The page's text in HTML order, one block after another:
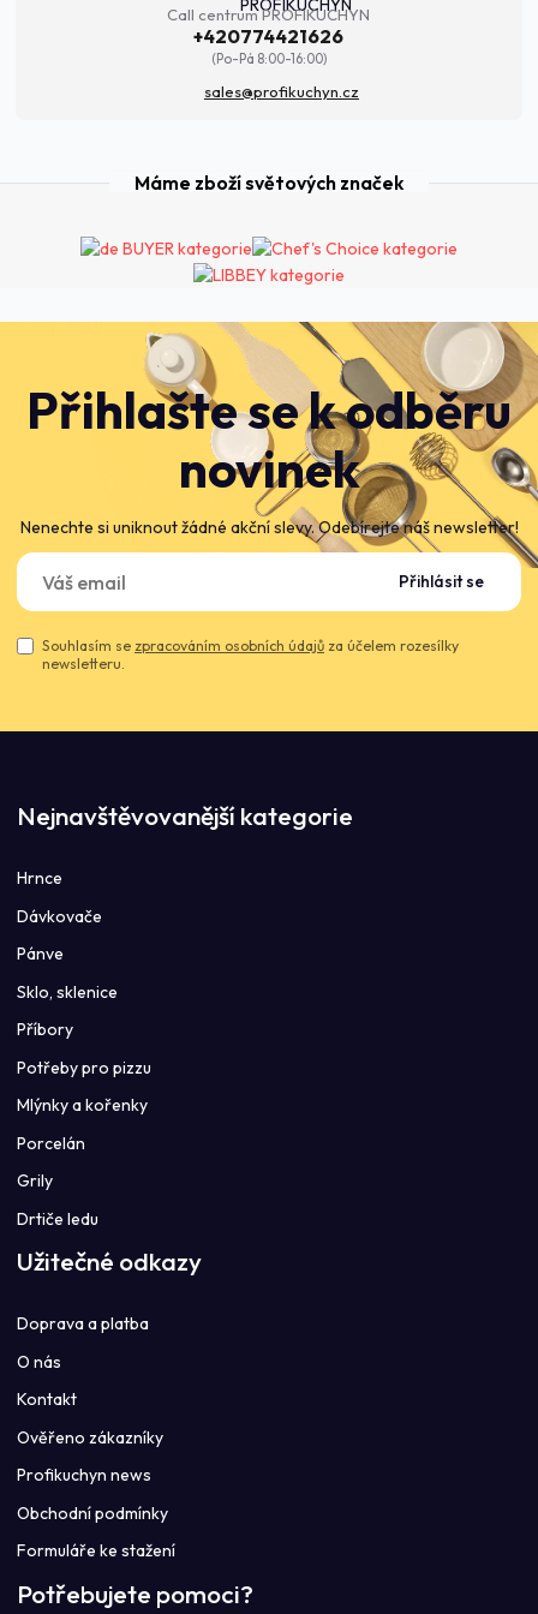
Call centrum PROFIKUCHYN
+420774421626
(Po-Pá 8:00-16:00)
sales@profikuchyn.cz
Přihlašte se k odběru
novinek
Nenechte si uniknout žádné akční slevy. Odebírejte náš newsletter!
Přihlásit se
Souhlasím se zpracováním osobních údajů za účelem rozesílky
newsletteru.
Máme zboží světových značek
Nejnavštěvovanější kategorie
Hrnce
Dávkovače
Pánve
Sklo, sklenice
Příbory
Potřeby pro pizzu
Mlýnky a kořenky
Porcelán
Grily
Drtiče ledu
Užitečné odkazy
Doprava a platba
O nás
Kontakt
Ověřeno zákazníky
Profikuchyn news
Obchodní podmínky
Formuláře ke stažení
Potřebujete pomoci?